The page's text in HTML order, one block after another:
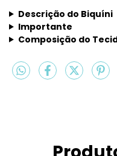
Descrição do Biquíni
Importante
Composição do